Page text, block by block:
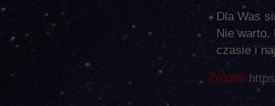
Źródło:
Dla Was
Nie warto.
czasie i